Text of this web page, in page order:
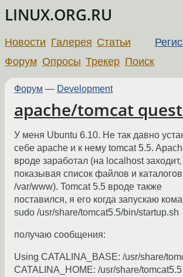
LINUX.ORG.RU
Новости Галерея Статьи
Форум Опросы Трекер Поиск
Форум — Development
apache/tomcat
У меня Ubuntu 6.10. Не так давно
себе apache и к нему tomcat 5.5.
вроде заработал (на localhost заходит,
показывая список файлов и
/var/www). Tomcat 5.5 вроде также
поставился, я его когда запускаю
sudo /usr/share/tomcat5.5/bin/startup.sh
получаю сообщения:
Using CATALINA_BASE: /usr/share/
CATALINA_HOME: /usr/share/